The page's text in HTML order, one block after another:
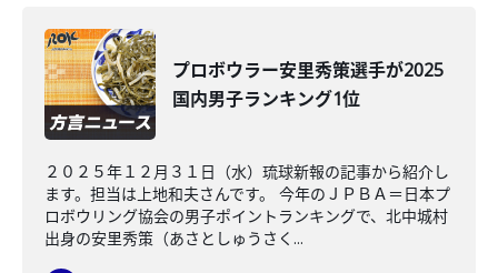
プロボウラー安里秀策選手が2025
国内男子ランキング1位
２０２５年１２月３１日（水）琉球新報の記事から紹介し
ます。担当は上地和夫さんです。 今年のＪＰＢＡ＝日本プ
ロボウリング協会の男子ポイントランキングで、北中城村
出身の安里秀策（あさとしゅうさく...